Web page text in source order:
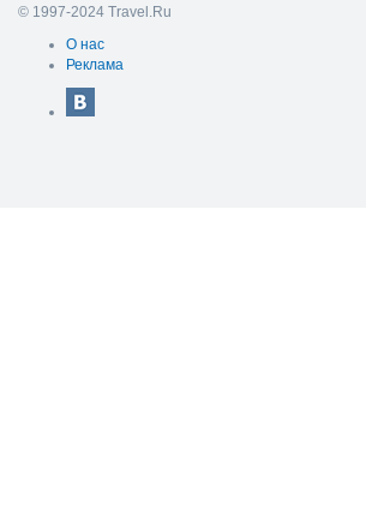
© 1997-2024 Travel.Ru
О нас
Реклама